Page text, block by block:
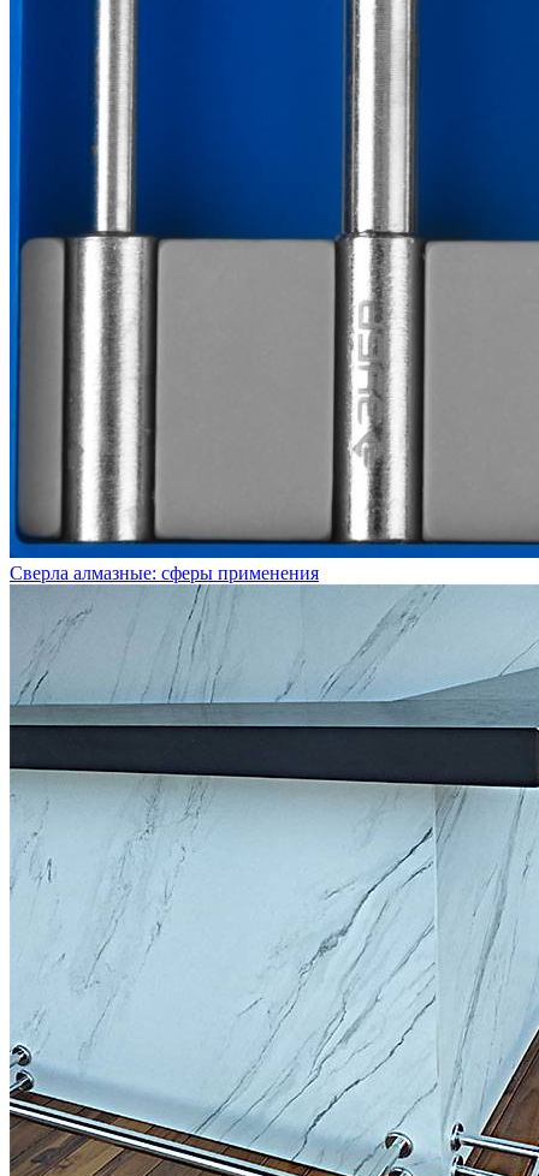
Сверла алмазные: сферы применения